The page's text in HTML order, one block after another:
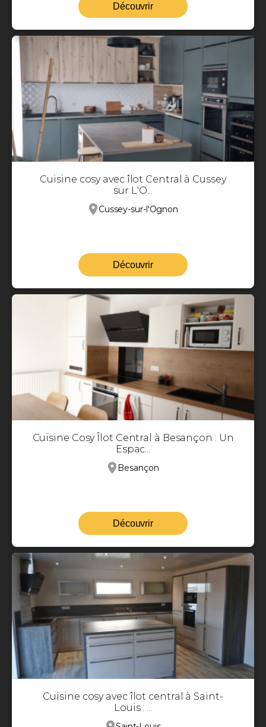
Découvrir
Cuisine cosy avec îlot Central à Cussey
sur L'O...
Cussey-sur-l'Ognon
Découvrir
Cuisine Cosy Îlot Central à Besançon : Un
Espac...
Besançon
Découvrir
Cuisine cosy avec îlot central à Saint-
Louis : ...